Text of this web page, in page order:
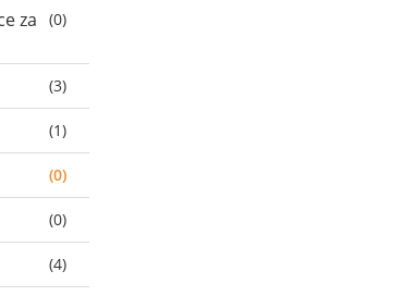
za
(0)
(3)
(1)
(0)
(0)
(4)